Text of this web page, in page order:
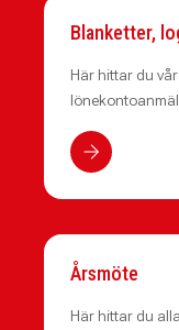
Blanketter,
Här hittar du
Årsmöte
Här hittar du